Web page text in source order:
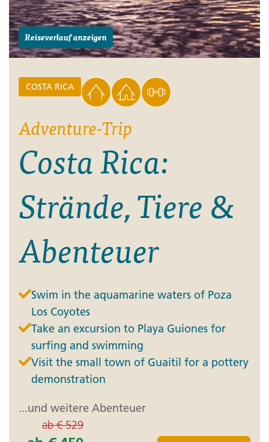
Reiseverlauf anzeigen
COSTA RICA
Adventure-Trip
Costa Rica:
Strände, Tiere &
Abenteuer
Swim in the aquamarine waters of Poza
Los Coyotes
Take an excursion to Playa Guiones for
surfing and swimming
Visit the small town of Guaitil for a pottery
demonstration
...und weitere Abenteuer
ab€ 529